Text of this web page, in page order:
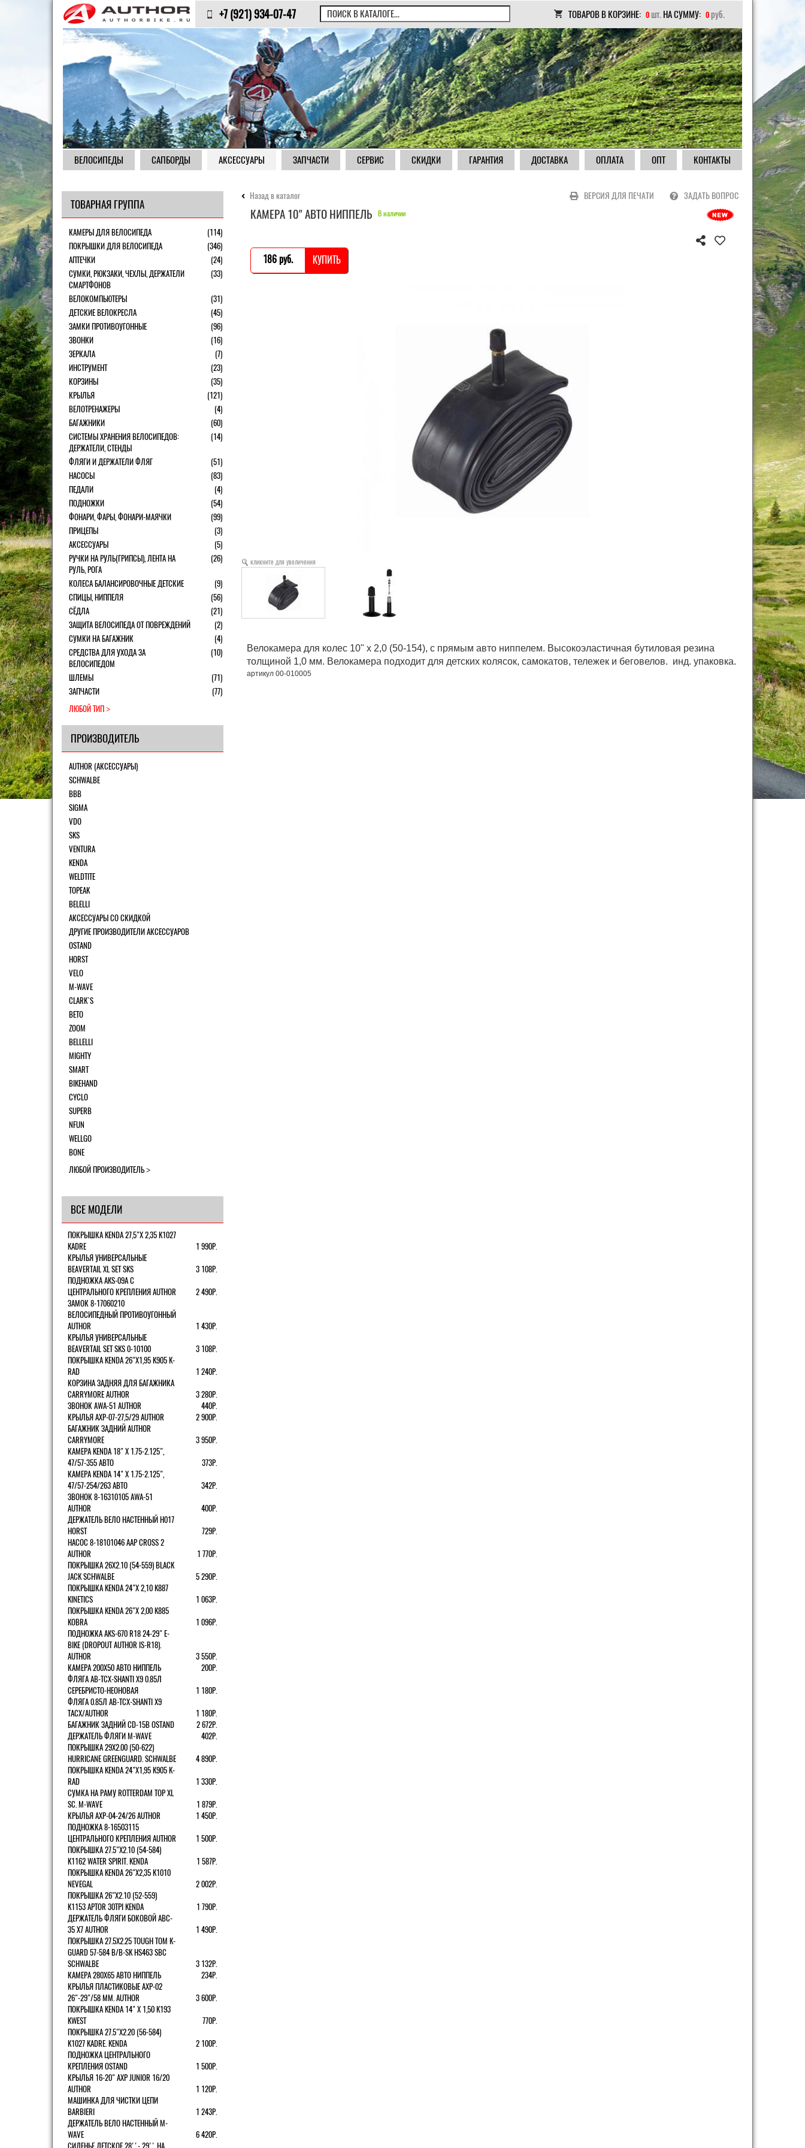
+7 (921) 934-07-47 ТОВАРОВ В КОРЗИНЕ: 0 шт. НА СУММУ: 0 руб.
ВЕЛОСИПЕДЫ САПБОРДЫ АКСЕССУАРЫ ЗАПЧАСТИ СЕРВИС СКИДКИ ГАРАНТИЯ ДОСТАВКА ОПЛАТА ОПТ КОНТАКТЫ
Назад в каталог ВЕРСИЯ ДЛЯ ПЕЧАТИ ЗАДАТЬ ВОПРОС
КАМЕРА 10" АВТО НИППЕЛЬ В наличии
186 pуб. КУПИТЬ
кликните для увеличения
Велокамера для колес 10" x 2,0 (50-154), с прямым авто ниппелем. Высокоэластичная бутиловая резина
толщиной 1,0 мм. Велокамера подходит для детских колясок, самокатов, тележек и беговелов. инд. упаковка.
артикул 00-010005
ТОВАРНАЯ ГРУППА
КАМЕРЫ ДЛЯ ВЕЛОСИПЕДА
(114)
ПОКРЫШКИ ДЛЯ ВЕЛОСИПЕДА
(346)
АПТЕЧКИ
(24)
СУМКИ, РЮКЗАКИ, ЧЕХЛЫ, ДЕРЖАТЕЛИ
СМАРТФОНОВ
(33)
ВЕЛОКОМПЬЮТЕРЫ
(31)
ДЕТСКИЕ ВЕЛОКРЕСЛА
(45)
ЗАМКИ ПРОТИВОУГОННЫЕ
(96)
ЗВОНКИ
(16)
ЗЕРКАЛА
(7)
ИНСТРУМЕНТ
(23)
КОРЗИНЫ
(35)
КРЫЛЬЯ
(121)
ВЕЛОТРЕНАЖЕРЫ
(4)
БАГАЖНИКИ
(60)
СИСТЕМЫ ХРАНЕНИЯ ВЕЛОСИПЕДОВ:
ДЕРЖАТЕЛИ, СТЕНДЫ
(14)
ФЛЯГИ И ДЕРЖАТЕЛИ ФЛЯГ
(51)
НАСОСЫ
(83)
ПЕДАЛИ
(4)
ПОДНОЖКИ
(54)
ФОНАРИ, ФАРЫ, ФОНАРИ-МАЯЧКИ
(99)
ПРИЦЕПЫ
(3)
АКСЕССУАРЫ
(5)
РУЧКИ НА РУЛЬ(ГРИПСЫ), ЛЕНТА НА
РУЛЬ, РОГА
(26)
КОЛЕСА БАЛАНСИРОВОЧНЫЕ ДЕТСКИЕ
(9)
СПИЦЫ, НИППЕЛЯ
(56)
СЁДЛА
(21)
ЗАЩИТА ВЕЛОСИПЕДА ОТ ПОВРЕЖДЕНИЙ
(2)
СУМКИ НА БАГАЖНИК
(4)
СРЕДСТВА ДЛЯ УХОДА ЗА
ВЕЛОСИПЕДОМ
(10)
ШЛЕМЫ
(71)
ЗАПЧАСТИ
(77)
ЛЮБОЙ ТИП
ПРОИЗВОДИТЕЛЬ
AUTHOR (АКСЕССУАРЫ)
SCHWALBE
BBB
SIGMA
VDO
SKS
VENTURA
KENDA
WELDTITE
TOPEAK
BELELLI
АКСЕССУАРЫ СО СКИДКОЙ
ДРУГИЕ ПРОИЗВОДИТЕЛИ АКСЕССУАРОВ
OSTAND
HORST
VELO
M-WAVE
CLARK`S
BETO
ZOOM
BELLELLI
MIGHTY
SMART
BIKEHAND
CYCLO
SUPERB
NFUN
WELLGO
BONE
ЛЮБОЙ ПРОИЗВОДИТЕЛЬ
ВСЕ МОДЕЛИ
ПОКРЫШКА KENDA 27,5"Х 2,35 K1027
KADRE
1 990Р.
КРЫЛЬЯ УНИВЕРСАЛЬНЫЕ
BEAVERTAIL XL SET SKS
3 108Р.
ПОДНОЖКА AKS-09A C
ЦЕНТРАЛЬНОГО КРЕПЛЕНИЯ AUTHOR
2 490Р.
ЗАМОК 8-17060210
ВЕЛОСИПЕДНЫЙ ПРОТИВОУГОННЫЙ
AUTHOR
1 430Р.
КРЫЛЬЯ УНИВЕРСАЛЬНЫЕ
BEAVERTAIL SET SKS 0-10100
3 108Р.
ПОКРЫШКА KENDA 26"Х1,95 K905 K-
RAD
1 240Р.
КОРЗИНА ЗАДНЯЯ ДЛЯ БАГАЖНИКА
CARRYMORE AUTHOR
3 280Р.
ЗВОНОК AWA-51 AUTHOR
440Р.
КРЫЛЬЯ AXP-07-27,5/29 AUTHOR
2 900Р.
БАГАЖНИК ЗАДНИЙ AUTHOR
CARRYMORE
3 950Р.
КАМЕРА KENDA 18" Х 1.75-2.125",
47/57-355 АВТО
373Р.
КАМЕРА KENDA 14" Х 1.75-2.125",
47/57-254/263 АВТО
342Р.
ЗВОНОК 8-16310105 AWA-51
AUTHOR
400Р.
ДЕРЖАТЕЛЬ ВЕЛО НАСТЕННЫЙ H017
HORST
729Р.
НАСОС 8-18101046 AAP CROSS 2
AUTHOR
1 770Р.
ПОКРЫШКА 26X2.10 (54-559) BLACK
JACK SCHWALBE
5 290Р.
ПОКРЫШКА KENDA 24"Х 2,10 K887
KINETICS
1 063Р.
ПОКРЫШКА KENDA 26"Х 2,00 K885
KOBRA
1 096Р.
ПОДНОЖКА AKS-670 R18 24-29" E-
BIKE (DROPOUT AUTHOR IS-R18).
AUTHOR
3 550Р.
КАМЕРА 200Х50 АВТО НИППЕЛЬ
200Р.
ФЛЯГА AB-TCX-SHANTI X9 0.85Л
СЕРЕБРИСТО-НЕОНОВАЯ
1 180Р.
ФЛЯГА 0.85Л AB-TCX-SHANTI X9
TACX/AUTHOR
1 180Р.
БАГАЖНИК ЗАДНИЙ CD-15B OSTAND
2 672Р.
ДЕРЖАТЕЛЬ ФЛЯГИ M-WAVE
402Р.
ПОКРЫШКА 29X2.00 (50-622)
HURRICANE GREENGUARD. SCHWALBE
4 890Р.
ПОКРЫШКА KENDA 24"Х1,95 K905 K-
RAD
1 330Р.
СУМКА НА РАМУ ROTTERDAM TOP XL
SC. M-WAVE
1 879Р.
КРЫЛЬЯ AXP-04-24/26 AUTHOR
1 450Р.
ПОДНОЖКА 8-16503115
ЦЕНТРАЛЬНОГО КРЕПЛЕНИЯ AUTHOR
1 500Р.
ПОКРЫШКА 27.5"Х2.10 (54-584)
K1162 WATER SPIRIT. KENDA
1 587Р.
ПОКРЫШКА KENDA 26"Х2,35 K1010
NEVEGAL
2 002Р.
ПОКРЫШКА 26"Х2.10 (52-559)
K1153 APTOR 30TPI KENDA
1 790Р.
ДЕРЖАТЕЛЬ ФЛЯГИ БОКОВОЙ ABC-
35 X7 AUTHOR
1 490Р.
ПОКРЫШКА 27.5X2.25 TOUGH TOM K-
GUARD 57-584 B/B-SK HS463 SBC
SCHWALBE
3 132Р.
КАМЕРА 280Х65 АВТО НИППЕЛЬ
234Р.
КРЫЛЬЯ ПЛАСТИКОВЫЕ AXP-02
26"-29"/58 ММ. AUTHOR
3 600Р.
ПОКРЫШКА KENDA 14" Х 1,50 K193
KWEST
770Р.
ПОКРЫШКА 27.5"Х2.20 (56-584)
K1027 KADRE. KENDA
2 100Р.
ПОДНОЖКА ЦЕНТРАЛЬНОГО
КРЕПЛЕНИЯ OSTAND
1 500Р.
КРЫЛЬЯ 16-20" AXP JUNIOR 16/20
AUTHOR
1 120Р.
МАШИНКА ДЛЯ ЧИСТКИ ЦЕПИ
BARBIERI
1 243Р.
ДЕРЖАТЕЛЬ ВЕЛО НАСТЕННЫЙ M-
WAVE
6 420Р.